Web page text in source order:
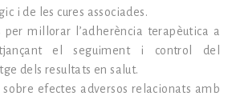
i de les cures associades.
millorar l’adherència terapèutica a
el seguiment i control del
dels resultats en salut.
efectes adversos relacionats amb